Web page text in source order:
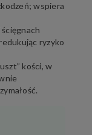
wspiera
ryzyko
kości, w